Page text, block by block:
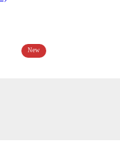
New